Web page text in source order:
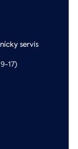
servis
17)